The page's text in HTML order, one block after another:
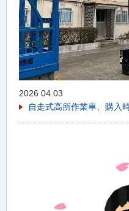
2026 04.03
自走式高所作業車、購入